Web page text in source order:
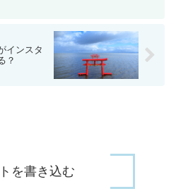
インスタ
？
を書き込む